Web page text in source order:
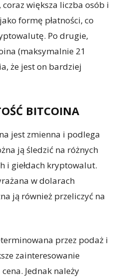
większa liczba osób i
formę płatności, co
Po drugie,
(maksymalnie 21
że jest on bardziej
BITCOINA
jest zmienna i podlega
ją śledzić na różnych
i giełdach kryptowalut.
w dolarach
ją również przeliczyć na
przez podaż i
zainteresowanie
Jednak należy